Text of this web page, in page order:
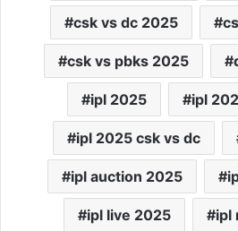
csk vs dc 2025
csk vs pbks 2025
ipl 2025 ipl
ipl 2025 csk vs dc
ipl auction 2025
ipl live 2025 ipl